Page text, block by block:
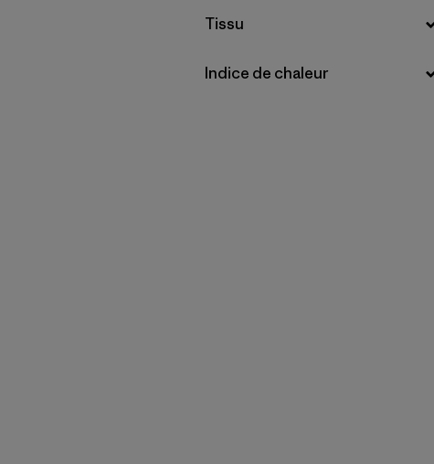
Filtrer par
Tissu
Filtrer par
Indice de chaleur